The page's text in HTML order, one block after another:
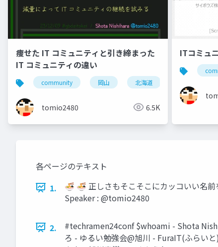
痩せた IT コミュニティと引き締まった
IT コミュニティの違い
community 岡山 北海道
tomio2480 6.5K
ITコミュ
各ページのテキスト
1.
🍜 🍜 正しさもそこそこにカッコいい名
Speaker : @tomio2480
2.
#techramen24conf $whoami - Shota
ろ - ゆるい勉強会@旭川 - FuraIT(ふらい